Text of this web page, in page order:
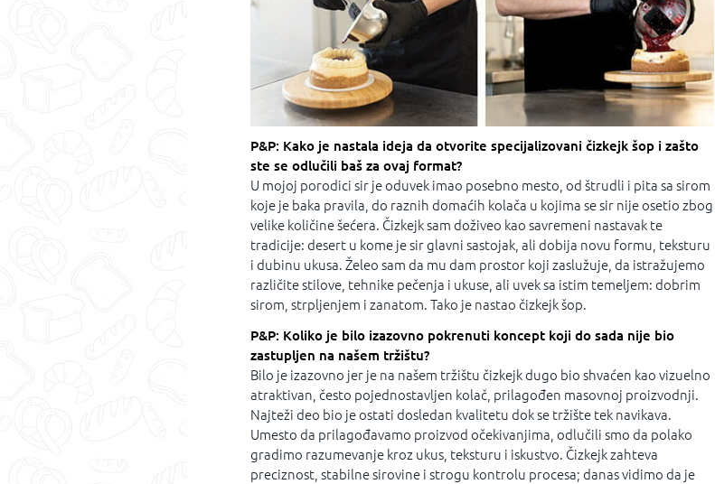
P&P: Kako je nastala ideja da otvorite specijalizovani čizkejk šop i zašto
ste se odlučili baš za ovaj format?
U mojoj porodici sir je oduvek imao posebno mesto, od štrudli i pita sa sirom
koje je baka pravila, do raznih domaćih kolača u kojima se sir nije osetio zbog
velike količine šećera. Čizkejk sam doživeo kao savremeni nastavak te
tradicije: desert u kome je sir glavni sastojak, ali dobija novu formu, teksturu
i dubinu ukusa. Želeo sam da mu dam prostor koji zaslužuje, da istražujemo
različite stilove, tehnike pečenja i ukuse, ali uvek sa istim temeljem: dobrim
sirom, strpljenjem i zanatom. Tako je nastao čizkejk šop.
P&P: Koliko je bilo izazovno pokrenuti koncept koji do sada nije bio
zastupljen na našem tržištu?
Bilo je izazovno jer je na našem tržištu čizkejk dugo bio shvaćen kao vizuelno
atraktivan, često pojednostavljen kolač, prilagođen masovnoj proizvodnji.
Najteži deo bio je ostati dosledan kvalitetu dok se tržište tek navikava.
Umesto da prilagođavamo proizvod očekivanjima, odlučili smo da polako
gradimo razumevanje kroz ukus, teksturu i iskustvo. Čizkejk zahteva
preciznost, stabilne sirovine i strogu kontrolu procesa; danas vidimo da je